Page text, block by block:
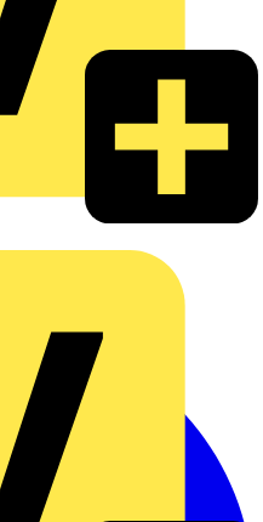
Sie stets aktuelle